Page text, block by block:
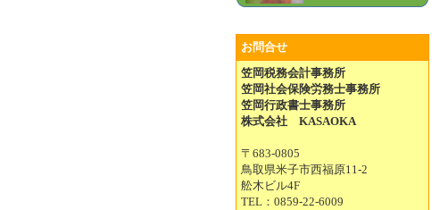
お問合せ
笠岡税務会計事務所
笠岡社会保険労務士事務所
笠岡行政書士事務所
株式会社 KASAOKA
〒683-0805
鳥取県米子市西福原11-2
舩木ビル4F
TEL：0859-22-6009